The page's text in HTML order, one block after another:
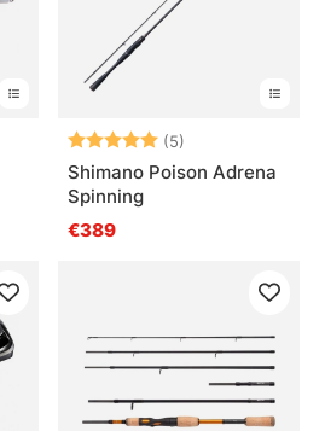
tähdestäArvio: (5)
Shimano Poison Adrena
Spinning
€389